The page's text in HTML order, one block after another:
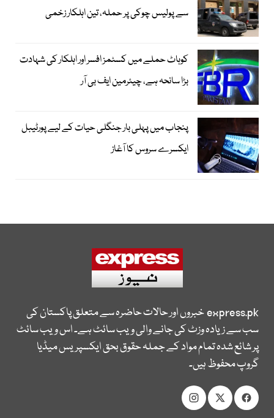
سے پولیس چوکی پر حملہ، تین اہلکار زخمی
کوہاٹ حملے میں کسٹمز افسر اور اہلکار کی شہادت
بڑا سانحہ ہے، چیئرمین ایف بی آر
پنجاب میں پہلی بار جنگلی حیات کے لیے پورٹیبل
ایکسرے سروس کا آغاز
express.pkخبروں اور حالات حاضرہ سے متعلق پاکستان کی
سب سے زیادہ وزٹ کی جانے والی ویب سائٹ ہے۔ اس ویب سائٹ
پر شائع شدہ تمام مواد کے جملہ حقوق بحق ایکسپریس میڈیا
گروپ محفوظ ہیں۔